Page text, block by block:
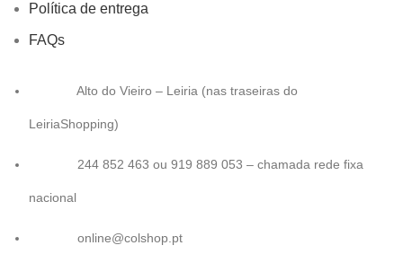
Política de entrega
FAQs
Alto do Vieiro – Leiria (nas traseiras do
LeiriaShopping)
244 852 463 ou 919 889 053 – chamada rede fixa
nacional
online@colshop.pt